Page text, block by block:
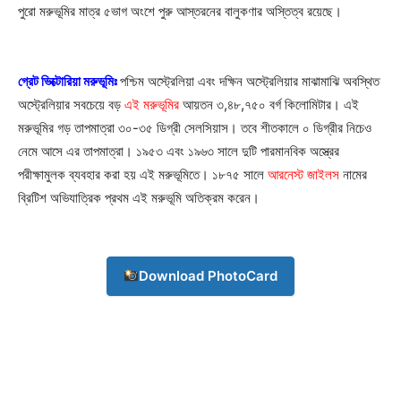
Champs21
পুরো মরুভূমির মাত্র ৫ভাগ অংশে পুরু আস্তরনের বালুকণার অস্তিত্ব রয়েছে।
গ্রেট ভিক্টোরিয়া মরুভূমিঃপশ্চিম অস্ট্রেলিয়া এবং দক্ষিন অস্ট্রেলিয়ার মাঝামাঝি অবস্থিত
অস্ট্রেলিয়ার সবচেয়ে বড় এই মরুভূমির আয়তন ৩,৪৮,৭৫০ বর্গ কিলোমিটার। এই
মরুভূমির গড় তাপমাত্রা ৩০-৩৫ ডিগ্রী সেলসিয়াস। তবে শীতকালে ০ ডিগ্রীর নিচেও
নেমে আসে এর তাপমাত্রা। ১৯৫৩ এবং ১৯৬৩ সালে দুটি পারমানবিক অস্ত্রের
পরীক্ষামুলক ব্যবহার করা হয় এই মরুভূমিতে। ১৮৭৫ সালে আরনেস্ট জাইলস নামের
ব্রিটিশ অভিযাত্রিক প্রথম এই মরুভূমি অতিক্রম করেন।
Download PhotoCard